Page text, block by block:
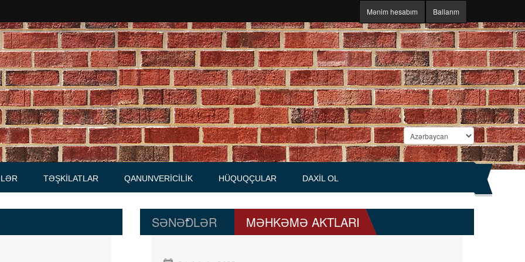
Mənim hesabım Ballarım
qaydalar
TƏŞKILATLAR
Məhkəmələr
Notariuslar
Prokurorluqlar
Vəkil qurumları
QANUNVERICILIK HÜQUQÇULAR DAXIL OL
SƏNƏDLƏR MƏHKƏMƏ AKTLARI